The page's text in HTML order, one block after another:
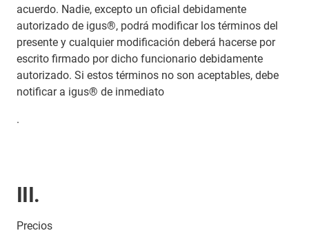
acuerdo. Nadie, excepto un oficial debidamente
autorizado de igus®, podrá modificar los términos del
presente y cualquier modificación deberá hacerse por
escrito firmado por dicho funcionario debidamente
autorizado. Si estos términos no son aceptables, debe
notificar a igus® de inmediato
.
III.
Precios